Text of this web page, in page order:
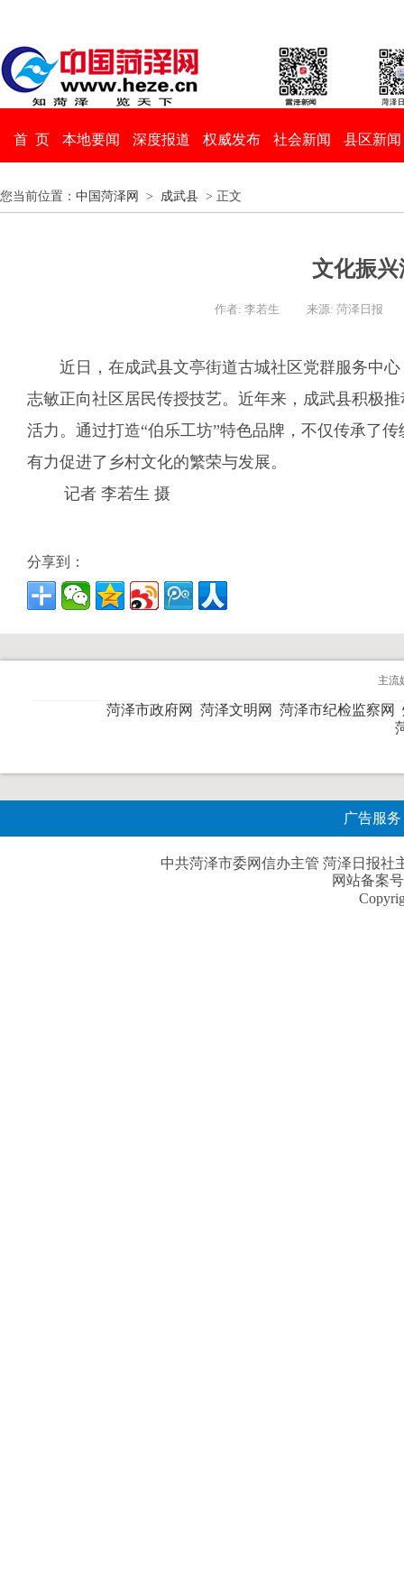
首 页 本地要闻 深度报道 权威发布 社会新闻 县区新闻
您当前位置： 中国菏泽网 > 成武县 > 正文
文化振兴
作者: 李若生 来源: 菏泽日报
近日，在成武县文亭街道古城社区党群服务中
志敏正向社区居民传授技艺。近年来，成武县积极
活力。通过打造“伯乐工坊”特色品牌，不仅传承了
有力促进了乡村文化的繁荣与发展。
记者 李若生 摄
分享到：
主流
菏泽市政府网 菏泽文明网 菏泽市纪检监察网
广告服务
中共菏泽市委网信办主管 菏泽日报社
网站备案